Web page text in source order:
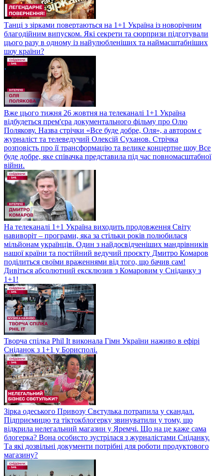
Танці з зірками повертаються на 1+1 Україна із новорічним
благодійним випуском. Які секрети та сюрпризи підготували
цього разу в одному із найулюбленіших та наймасштабніших
шоу країни?
Вже цього тижня 26 жовтня на телеканалі 1+1 Україна
відбудеться прем'єра документального фільму про Олю
Полякову. Назва стрічки «Все буде добре, Оля», а автором є
журналіст та телеведучий Олексій Суханов. Стрічка
розповість про її трансформацію та велике концертне шоу Все
буде добре, яке співачка представила під час повномасштабної
війни.
На телеканалі 1+1 Україна виходить продовження Світу
навиворіт – програми, яка за стільки років полюбилася
мільйонам українців. Один з найдосвідченіших мандрівників
нашої країни та постійний ведучий проєкту Дмитро Комаров
поділиться своїми враженнями від того, що бачив сам!
Дивіться абсолютний ексклюзив з Комаровим у Сніданку з
1+1!
Творча спілка Phil It виконала Гімн України наживо в ефірі
Сніданок з 1+1 у Борисполі.
Зірка одеського Привозу Свєтулька потрапила у скандал.
Підприємицю та тіктокблогерку звинуватили у тому, що
відкрила нелегальний магазин у Яремчі. Що на це каже сама
блогерка? Вона особисто зустрілася з журналістами Сніданку.
Та які дозвільні документи потрібні для роботи продуктового
магазину?